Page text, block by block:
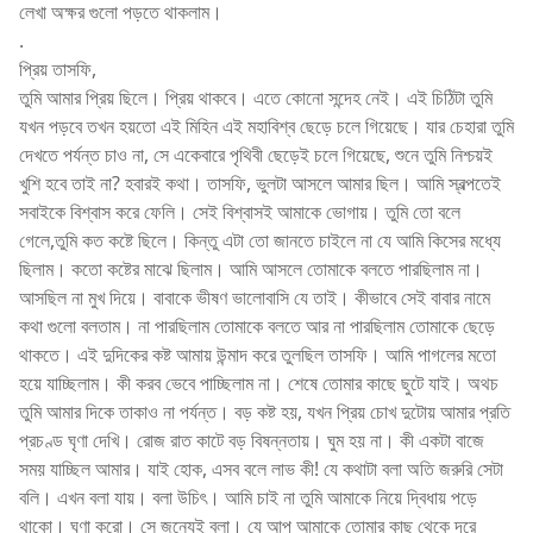
লেখা অক্ষর গুলো পড়তে থাকলাম।
.
প্রিয় তাসফি,
তুমি আমার প্রিয় ছিলে। প্রিয় থাকবে। এতে কোনো সন্দেহ নেই। এই চিঠিটা তুমি
যখন পড়বে তখন হয়তো এই মিহিন এই মহাবিশ্ব ছেড়ে চলে গিয়েছে। যার চেহারা তুমি
দেখতে পর্যন্ত চাও না, সে একেবারে পৃথিবী ছেড়েই চলে গিয়েছে, শুনে তুমি নিশ্চয়ই
খুশি হবে তাই না? হবারই কথা। তাসফি, ভুলটা আসলে আমার ছিল। আমি স্বল্পতেই
সবাইকে বিশ্বাস করে ফেলি। সেই বিশ্বাসই আমাকে ভোগায়। তুমি তো বলে
গেলে,তুমি কত কষ্টে ছিলে। কিন্তু এটা তো জানতে চাইলে না যে আমি কিসের মধ্যে
ছিলাম। কতো কষ্টের মাঝে ছিলাম। আমি আসলে তোমাকে বলতে পারছিলাম না।
আসছিল না মুখ দিয়ে। বাবাকে ভীষণ ভালোবাসি যে তাই। কীভাবে সেই বাবার নামে
কথা গুলো বলতাম। না পারছিলাম তোমাকে বলতে আর না পারছিলাম তোমাকে ছেড়ে
থাকতে। এই দুদিকের কষ্ট আমায় উন্মাদ করে তুলছিল তাসফি। আমি পাগলের মতো
হয়ে যাচ্ছিলাম। কী করব ভেবে পাচ্ছিলাম না। শেষে তোমার কাছে ছুটে যাই। অথচ
তুমি আমার দিকে তাকাও না পর্যন্ত। বড় কষ্ট হয়, যখন প্রিয় চোখ দুটোয় আমার প্রতি
প্রচণ্ড ঘৃণা দেখি। রোজ রাত কাটে বড় বিষন্নতায়। ঘুম হয় না। কী একটা বাজে
সময় যাচ্ছিল আমার। যাই হোক, এসব বলে লাভ কী! যে কথাটা বলা অতি জরুরি সেটা
বলি। এখন বলা যায়। বলা উচিৎ। আমি চাই না তুমি আমাকে নিয়ে দ্বিধায় পড়ে
থাকো। ঘৃণা করো। সে জন্যেই বলা। যে আপু আমাকে তোমার কাছ থেকে দূরে